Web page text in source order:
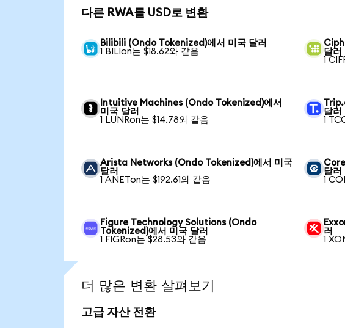
다른 RWA를 USD로 변환
Bilibili (Ondo Tokenized)에서 미국 달러
1 BILIon는 $18.62와 같음
달러
1
Intuitive Machines (Ondo Tokenized)에서
미국 달러
1 LUNRon는 $14.78와 같음
달러
1
Arista Networks (Ondo Tokenized)에서 미국
달러
1 ANETon는 $192.61와 같음
달러
1
Figure Technology Solutions (Ondo
Tokenized)에서 미국 달러
1 FIGRon는 $28.53와 같음
러
1
더 많은 변환 살펴보기
고급 자산 전환